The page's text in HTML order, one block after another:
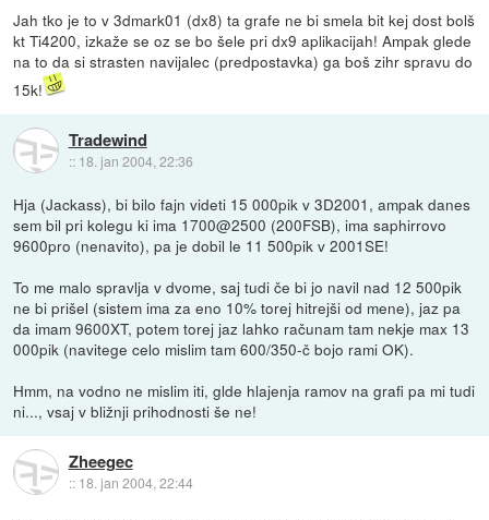
Jah tko je to v 3dmark01 (dx8) ta grafe ne bi smela bit kej dost bolš
kt Ti4200, izkaže se oz se bo šele pri dx9 aplikacijah! Ampak glede
na to da si strasten navijalec (predpostavka) ga boš zihr spravu do
15k!
Tradewind
:: 18. jan 2004, 22:36
Hja (Jackass), bi bilo fajn videti 15 000pik v 3D2001, ampak danes
sem bil pri kolegu ki ima 1700@2500 (200FSB), ima saphirrovo
9600pro (nenavito), pa je dobil le 11 500pik v 2001SE!
To me malo spravlja v dvome, saj tudi če bi jo navil nad 12 500pik
ne bi prišel (sistem ima za eno 10% torej hitrejši od mene), jaz pa
da imam 9600XT, potem torej jaz lahko računam tam nekje max 13
000pik (navitege celo mislim tam 600/350-č bojo rami OK).
Hmm, na vodno ne mislim iti, glde hlajenja ramov na grafi pa mi tudi
ni..., vsaj v bližnji prihodnosti še ne!
Zheegec
:: 18. jan 2004, 22:44